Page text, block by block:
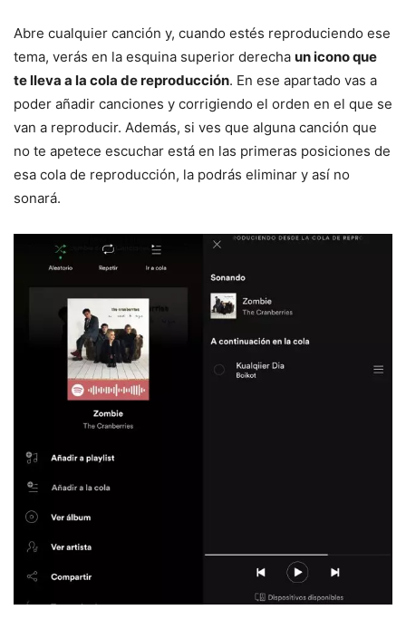
Abre cualquier canción y, cuando estés reproduciendo ese
tema, verás en la esquina superior derecha un icono que
te lleva a la cola de reproducción. En ese apartado vas a
poder añadir canciones y corrigiendo el orden en el que se
van a reproducir. Además, si ves que alguna canción que
no te apetece escuchar está en las primeras posiciones de
esa cola de reproducción, la podrás eliminar y así no
sonará.